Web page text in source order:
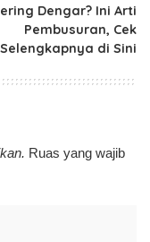
Dengar? Ini Arti
Pembusuran, Cek
Selengkapnya di Sini
Ruas yang wajib